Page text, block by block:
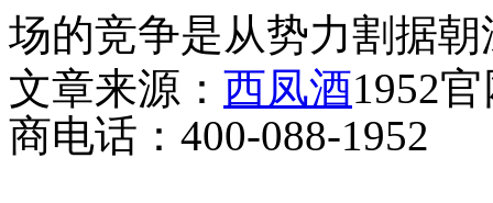
场的竞争是从势力割据
文章来源： 西凤酒1952
商电话：400-088-1952